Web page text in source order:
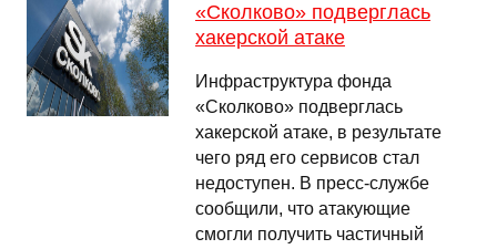
«Сколково» подверглась
хакерской атаке
Инфраструктура фонда
«Сколково» подверглась
хакерской атаке, в результате
чего ряд его сервисов стал
недоступен. В пресс-службе
сообщили, что атакующие
смогли получить частичный